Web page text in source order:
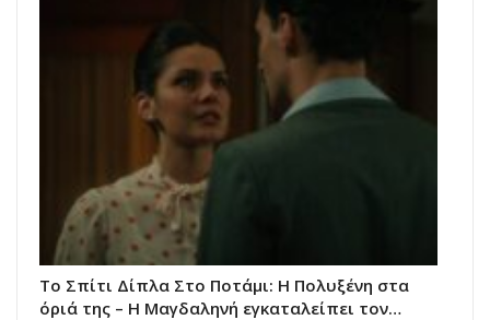
Το Σπίτι Δίπλα Στο Ποτάμι: Η Πολυξένη στα
όριά της – Η Μαγδαληνή εγκαταλείπει τον…